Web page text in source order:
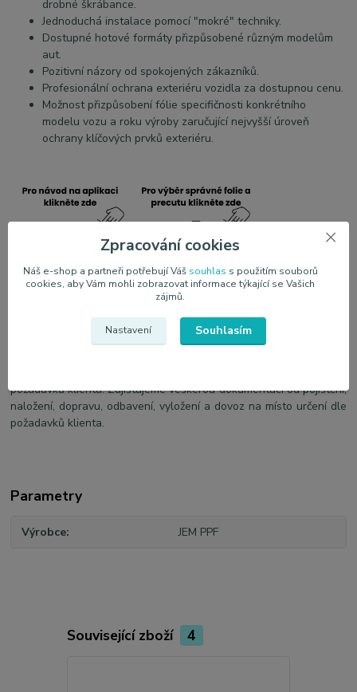
drobné škrábance.
Jednoduchá instalace pomocí "mokré" techniky.
Dostupné hotové formáty přizpůsobené různým modelům
aut.
Pozitivní názory od spokojených zákazníků.
Profesionální ochrana exteriéru vozidla za dostupnou cenu.
Možnost přizpůsobení fólie specifičnosti konkrétního
modelu vozu a roku výroby zaručující nejvyšší úroveň
ochrany klíčových prvků exteriéru.
je výhradní dovozce ochranných fólii PPF
vyráběných společnosti JEM. Nabízíme veškerou dokumentaci,
technologii a kvalitu, která je zaručena dlouholetými zkušenostmi
požadavků klienta. Zajištujeme veškerou dokumentaci od pojištění,
naložení, dopravu, odbavení, vyložení a dovoz na místo určení dle
požadavků klienta.
Parametry
Výrobce JEM PPF
Související zboží 4
Zpracování cookies
Náš e-shop a partneři potřebují Váš souhlas s použitím souborů
cookies, aby Vám mohli zobrazovat informace týkající se Vašich
zájmů.
Nastavení Souhlasím